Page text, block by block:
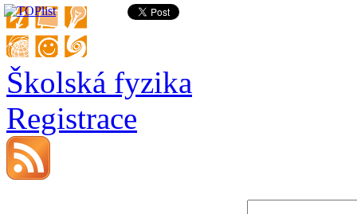
Školská fyzika
Registrace